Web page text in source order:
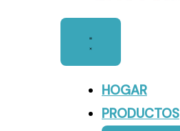
HOGAR
PRODUCTOS